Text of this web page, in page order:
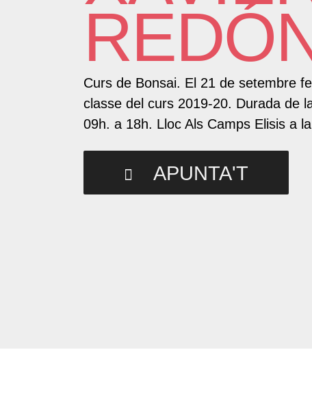
Curs de Bonsai. El 21 de setembre
classe del curs 2019-20. Durada de
09h. a 18h. Lloc Als Camps Elisis a
APUNTA'T